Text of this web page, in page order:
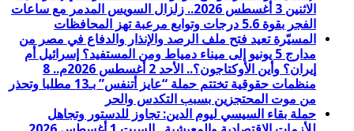
الاثنين 3 أغسطس 2026.. زلزال السويس المدمر مع ساعات
الفجر بقوة 5.6 درجات وتوابع مرعبة تهز المحافظات
المسيّرة تعيد فتح ملف الرصد والإنذار والدفاع في مصر من
مدارج 5 يونيو إلى ميناء دمياط ومن المستفيد؟ إسرائيل أم
إيران؟ وأين الأوكتاجون؟.. الأحد 2 أغسطس 2026م.. 8
منظمات حقوقية تختتم حملة “عايز أتنفس” بـ13 مطلبا وتحذر
من موت المحتجزين بسبب التكدس والحر
حملة بقاء السيسي ليوم الدين: تجاوز للدستور وتجاهل